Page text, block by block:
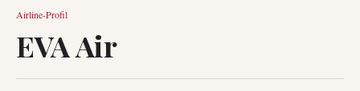
Airline-Profil
EVA Air